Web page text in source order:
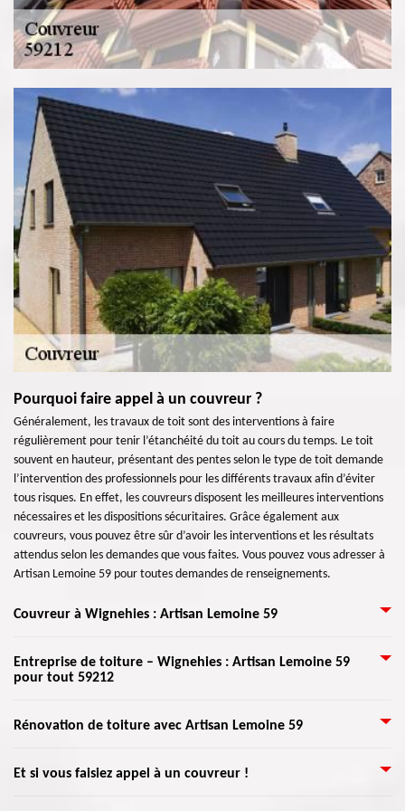
Pourquoi faire appel à un couvreur ?
Généralement, les travaux de toit sont des interventions à faire
régulièrement pour tenir l’étanchéité du toit au cours du temps. Le toit
souvent en hauteur, présentant des pentes selon le type de toit demande
l’intervention des professionnels pour les différents travaux afin d’éviter
tous risques. En effet, les couvreurs disposent les meilleures interventions
nécessaires et les dispositions sécuritaires. Grâce également aux
couvreurs, vous pouvez être sûr d’avoir les interventions et les résultats
attendus selon les demandes que vous faites. Vous pouvez vous adresser à
Artisan Lemoine 59 pour toutes demandes de renseignements.
Couvreur à Wignehies : Artisan Lemoine 59
Vous êtes à la recherche d'une entreprise de couverture à Wignehies ?
Vous êtes chez Artisan Lemoine 59, l'entreprise qui vous propose des
avez besoin. Composés d'une équipe d'artisans couvreurs aguerris, nous
adéquats à vos besoins. Présente pour tout 59212, notre activité s'étend
Entreprise de toiture – Wignehies : Artisan Lemoine 59
pour tout 59212
Couvreur Artisan Lemoine 59 est une entreprise de couvreurs, zingueurs,
d'intervention s'étend sur les différentes villes et ses environs. Nos devis et
Rénovation de toiture avec Artisan Lemoine 59
La rénovation de toit est une intervention à faire lorsque des signes
Et si vous faisiez appel à un couvreur !